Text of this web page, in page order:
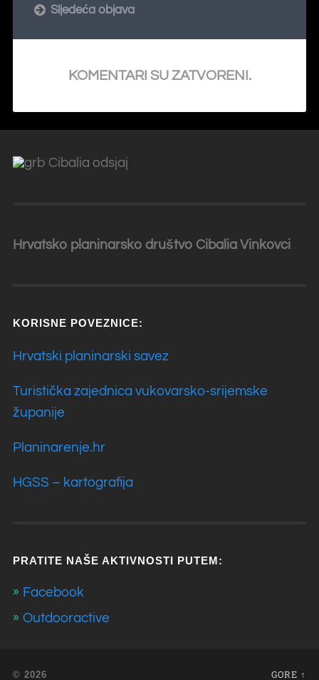
Sljedeća objava
KOMENTARI SU ZATVORENI.
Hrvatsko planinarsko društvo Cibalia Vinkovci
KORISNE POVEZNICE:
Hrvatski planinarski savez
Turistička zajednica vukovarsko-srijemske
županije
Planinarenje.hr
HGSS – kartografija
PRATITE NAŠE AKTIVNOSTI PUTEM:
Facebook
Outdooractive
© 2026 GORE ↑